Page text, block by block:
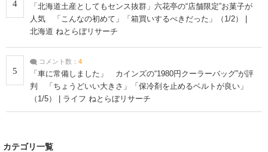
4
「北海道土産としてもセンス抜群」六花亭の“店舗限定”お菓子が
人気 「こんなの初めて」「箱買いするべきだった」（1/2） |
北海道 ねとらぼリサーチ
5
コメント数： 4
「車に常備しました」 カインズの“1980円クーラーバッグ”が評
判 「ちょうどいい大きさ」「保冷剤を止めるベルトが良い」
（1/5） | ライフ ねとらぼリサーチ
カテゴリ一覧